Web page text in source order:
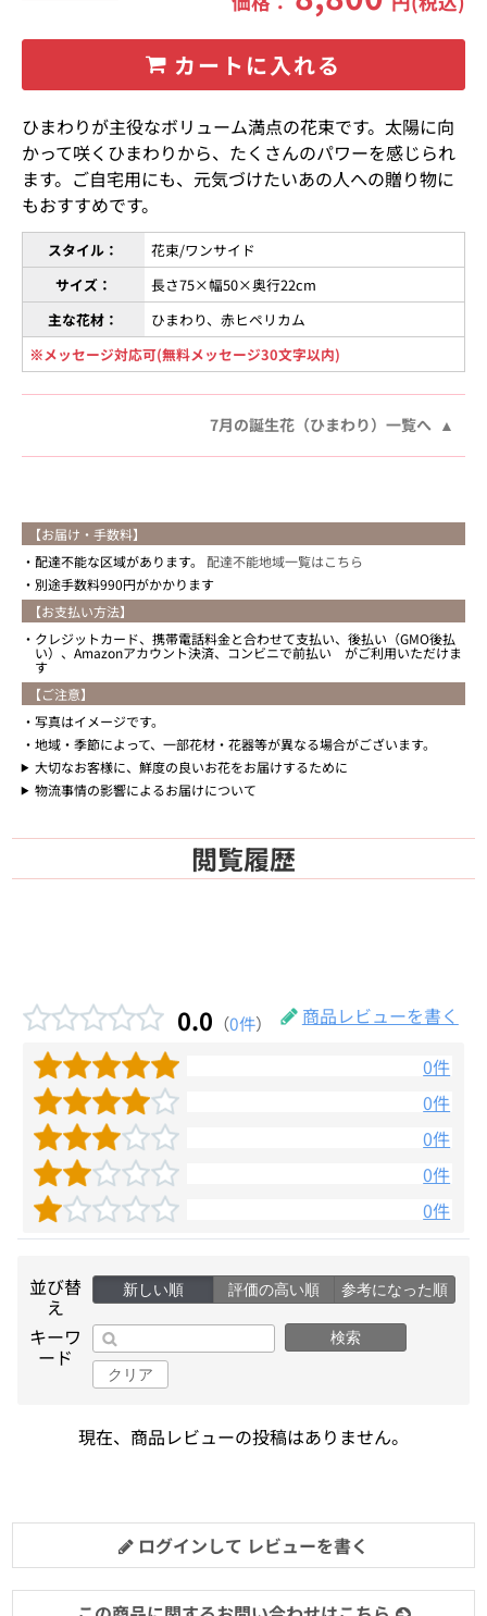
カートに入れる
ひまわりが主役なボリューム満点の花束です。太陽に向
かって咲くひまわりから、たくさんのパワーを感じられ
ます。ご自宅用にも、元気づけたいあの人への贈り物に
もおすすめです。
スタイル：
花束/ワンサイド
サイズ：
長さ75×幅50×奥行22cm
主な花材：
ひまわり、赤ヒペリカム
※メッセージ対応可(無料メッセージ30文字以内)
7月の誕生花（ひまわり）一覧へ
【お届け・手数料】
配達不能な区域があります。 配達不能地域一覧はこちら
別途手数料990円がかかります
【お支払い方法】
クレジットカード、携帯電話料金と合わせて支払い、後払い（GMO後払
い）、Amazonアカウント決済、コンビニで前払い がご利用いただけま
す
【ご注意】
写真はイメージです。
地域・季節によって、一部花材・花器等が異なる場合がございます。
大切なお客様に、鮮度の良いお花をお届けするために
物流事情の影響によるお届けについて
閲覧履歴
0.0 （0件）
商品レビューを書く
0件
0件
0件
0件
0件
並び替
え
新しい順 評価の高い順 参考になった順
キーワ
ード
検索
クリア
現在、商品レビューの投稿はありません。
ログインして レビューを書く